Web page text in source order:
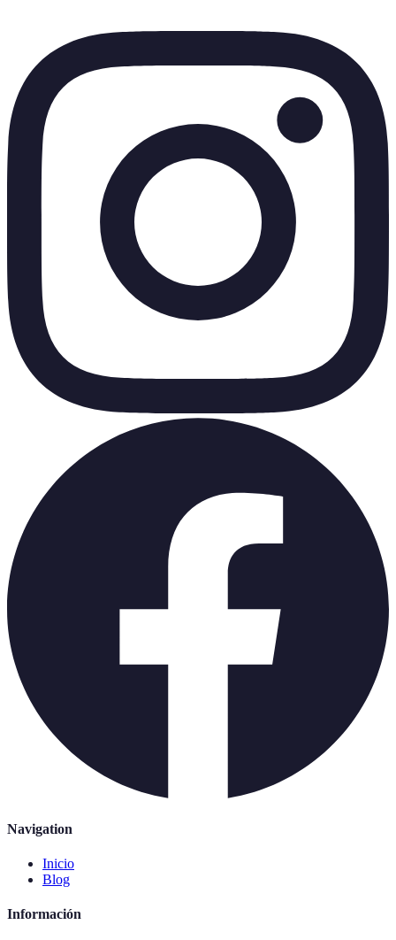
Navigation
Inicio
Blog
Información